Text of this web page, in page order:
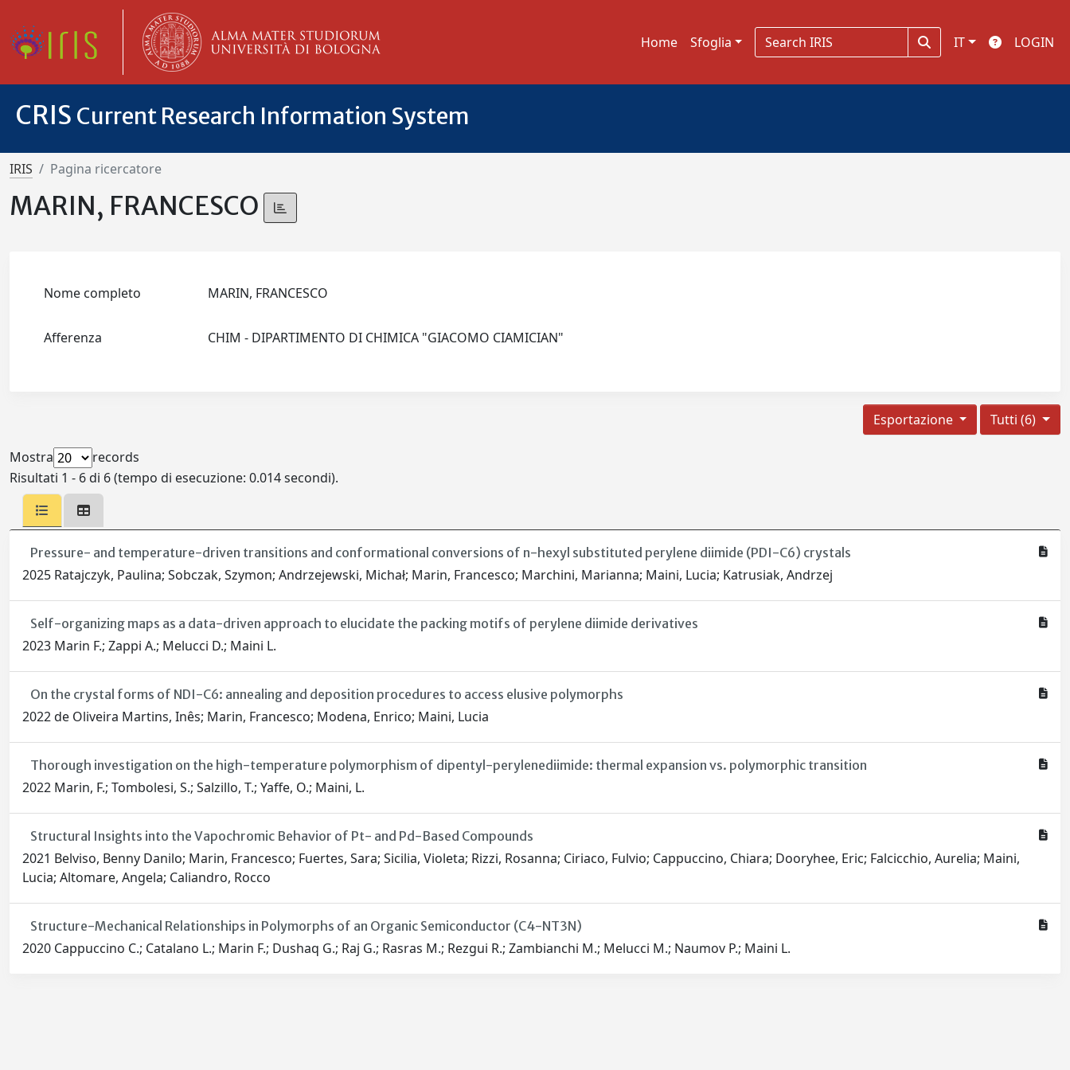
Home Sfoglia IT LOGIN
CRIS Current Research Information System
IRIS Pagina ricercatore
MARIN, FRANCESCO
Nome completo MARIN, FRANCESCO
Afferenza CHIM - DIPARTIMENTO DI CHIMICA "GIACOMO CIAMICIAN"
Tutti (6)
Esportazione
Mostra
records
Risultati 1 - 6 di 6 (tempo di esecuzione: 0.014 secondi).
Pressure- and temperature-driven transitions and conformational conversions of n-hexyl substituted perylene diimide (PDI-C6) crystals
2025 Ratajczyk, Paulina; Sobczak, Szymon; Andrzejewski, Michał; Marin, Francesco; Marchini, Marianna; Maini, Lucia; Katrusiak, Andrzej
Self-organizing maps as a data-driven approach to elucidate the packing motifs of perylene diimide derivatives
2023 Marin F.; Zappi A.; Melucci D.; Maini L.
On the crystal forms of NDI-C6: annealing and deposition procedures to access elusive polymorphs
2022 de Oliveira Martins, Inês; Marin, Francesco; Modena, Enrico; Maini, Lucia
Thorough investigation on the high-temperature polymorphism of dipentyl-perylenediimide: thermal expansion vs. polymorphic transition
2022 Marin, F.; Tombolesi, S.; Salzillo, T.; Yaffe, O.; Maini, L.
Structural Insights into the Vapochromic Behavior of Pt- and Pd-Based Compounds
2021 Belviso, Benny Danilo; Marin, Francesco; Fuertes, Sara; Sicilia, Violeta; Rizzi, Rosanna; Ciriaco, Fulvio; Cappuccino, Chiara; Dooryhee, Eric; Falcicchio, Aurelia; Maini,
Lucia; Altomare, Angela; Caliandro, Rocco
Structure-Mechanical Relationships in Polymorphs of an Organic Semiconductor (C4-NT3N)
2020 Cappuccino C.; Catalano L.; Marin F.; Dushaq G.; Raj G.; Rasras M.; Rezgui R.; Zambianchi M.; Melucci M.; Naumov P.; Maini L.